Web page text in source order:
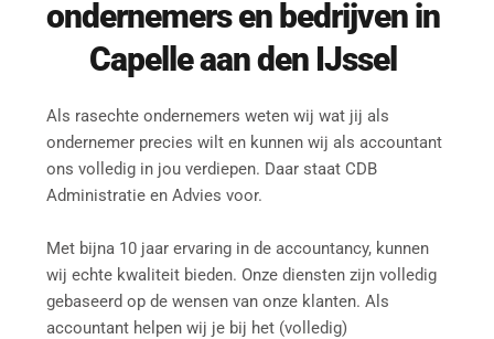
Capelle aan den IJssel
Als rasechte ondernemers weten wij wat jij als
ondernemer precies wilt en kunnen wij als accountant
ons volledig in jou verdiepen. Daar staat CDB
Administratie en Advies voor.
Met bijna 10 jaar ervaring in de accountancy, kunnen
wij echte kwaliteit bieden. Onze diensten zijn volledig
gebaseerd op de wensen van onze klanten. Als
accountant helpen wij je bij het (volledig)